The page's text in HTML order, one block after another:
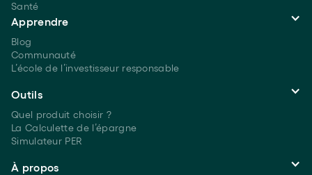
Santé
Apprendre
Blog
Communauté
L’école de l’investisseur responsable
Outils
Quel produit choisir ?
La Calculette de l’épargne
Simulateur PER
À propos